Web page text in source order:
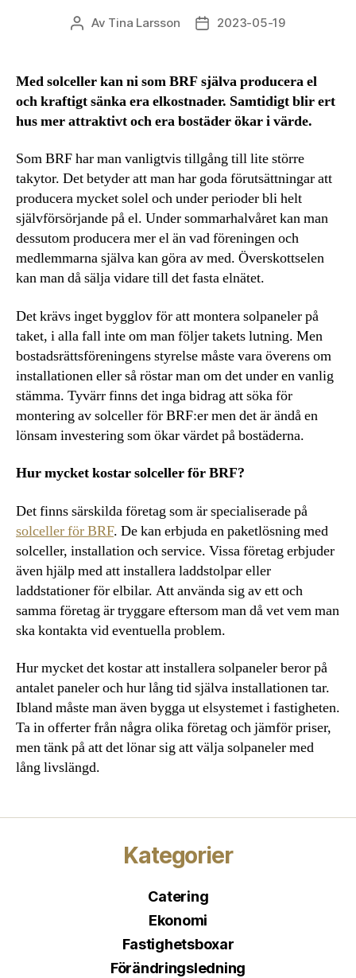
Inläggsförfattare
Av Tina Larsson Inläggsdatum
2023-05-19
Med solceller kan ni som BRF själva producera el
och kraftigt sänka era elkostnader. Samtidigt blir ert
hus mer attraktivt och era bostäder ökar i värde.
Som BRF har man vanligtvis tillgång till lite större
takytor. Det betyder att man har goda förutsättningar att
producera mycket solel och under perioder bli helt
självförsörjande på el. Under sommarhalvåret kan man
dessutom producera mer el än vad föreningen och
medlemmarna själva kan göra av med. Överskottselen
kan man då sälja vidare till det fasta elnätet.
Det krävs inget bygglov för att montera solpaneler på
taket, i alla fall inte om man följer takets lutning. Men
bostadsrättsföreningens styrelse måste vara överens om
installationen eller så röstar man om det under en vanlig
stämma. Tyvärr finns det inga bidrag att söka för
montering av solceller för BRF:er men det är ändå en
lönsam investering som ökar värdet på bostäderna.
Hur mycket kostar solceller för BRF?
Det finns särskilda företag som är specialiserade på
solceller för BRF. De kan erbjuda en paketlösning med
solceller, installation och service. Vissa företag erbjuder
även hjälp med att installera laddstolpar eller
laddstationer för elbilar. Att använda sig av ett och
samma företag är tryggare eftersom man då vet vem man
ska kontakta vid eventuella problem.
Hur mycket det kostar att installera solpaneler beror på
antalet paneler och hur lång tid själva installationen tar.
Ibland måste man även bygga ut elsystemet i fastigheten.
Ta in offerter från några olika företag och jämför priser,
men tänk på att det lönar sig att välja solpaneler med
lång livslängd.
Kategorier
Catering
Ekonomi
Fastighetsboxar
Förändringsledning